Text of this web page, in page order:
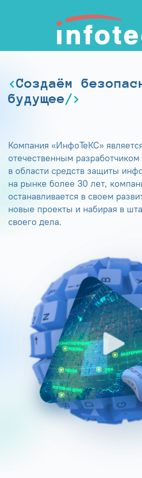
Создаём
будущее
Компания «ИнфоТеКС»
отечественным
в области средств защиты
на рынке более 30 лет,
останавливается в своем
новые проекты и набирая в
своего дела.